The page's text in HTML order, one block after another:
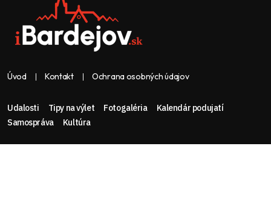
Úvod Kontakt Ochrana osobných údajov
Udalosti Tipy na výlet Fotogaléria
Kalendár podujatí
Samospráva
Kultúra